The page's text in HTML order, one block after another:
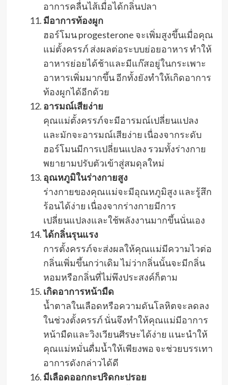
อาการคลื่นไส้เมื่อได้กลิ่นปลา
มีอาการท้องผูก
ฮอร์โมน progesterone จะเพิ่มสูงขึ้นเมื่อคุณ
แม่ตั้งครรภ์ ส่งผลต่อระบบย่อยอาหาร ทำให้
อาหารย่อยได้ช้าและมีแก๊สอยู่ในกระเพาะ
อาหารเพิ่มมากขึ้น อีกทั้งยังทำให้เกิดอาการ
ท้องผูกได้อีกด้วย
อารมณ์เสียง่าย
คุณแม่ตั้งครรภ์จะมีอารมณ์เปลี่ยนแปลง
และมักจะอารมณ์เสียง่าย เนื่องจากระดับ
ฮอร์โมนมีการเปลี่ยนแปลง รวมทั้งร่างกาย
พยายามปรับตัวเข้าสู่สมดุลใหม่
อุณหภูมิในร่างกายสูง
ร่างกายของคุณแม่จะมีอุณหภูมิสูง และรู้สึก
ร้อนได้ง่าย เนื่องจากร่างกายมีการ
เปลี่ยนแปลงและใช้พลังงานมากขึ้นนั่นเอง
ได้กลิ่นรุนแรง
การตั้งครรภ์จะส่งผลให้คุณแม่มีความไวต่อ
กลิ่นเพิ่มขึ้นกว่าเดิม ไม่ว่ากลิ่นนั้นจะมีกลิ่น
หอมหรือกลิ่นที่ไม่พึงประสงค์ก็ตาม
เกิดอาการหน้ามืด
น้ำตาลในเลือดหรือความดันโลหิตจะลดลง
ในช่วงตั้งครรภ์ นั่นจึงทำให้คุณแม่มีอาการ
หน้ามืดและวิงเวียนศีรษะได้ง่าย แนะนำให้
คุณแม่หมั่นดื่มน้ำให้เพียงพอ จะช่วยบรรเทา
อาการดังกล่าวได้ดี
มีเลือดออกกะปริดกะปรอย